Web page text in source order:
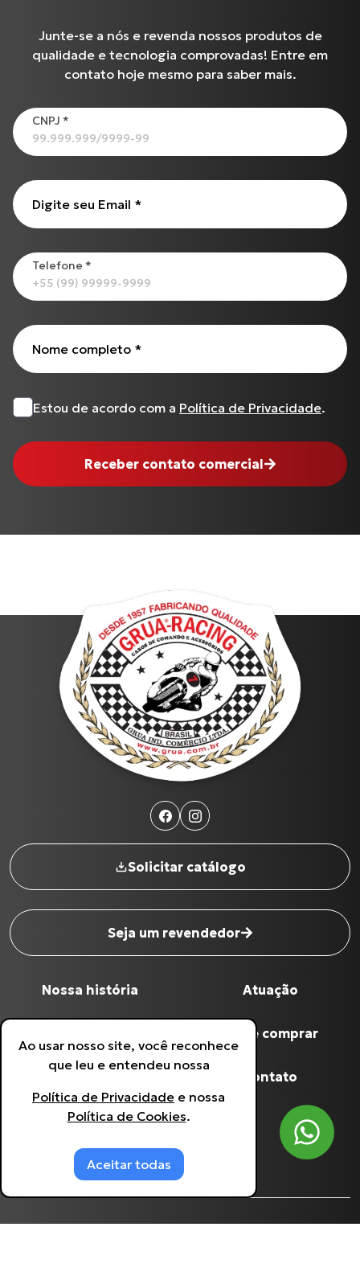
Produtos
C-100 BIZ
Cabo de Embreagem para S-1000 R (17 até 18)
BURGMAN-125 I
CG-125 CARGO
Todos os produtos
Junte-se a nós e revenda nossos produtos de
qualidade e tecnologia comprovadas! Entre em
contato hoje mesmo para saber mais.
CNPJ *
Digite seu Email *
Telefone *
Nome completo *
Estou de acordo com a Política de Privacidade.
Receber contato comercial
Solicitar catálogo
Seja um revendedor
Nossa história
Política de Privacidade
Política de Cookies
Atuação
Onde comprar
Contato
Nome completo *
Digite seu Email *
Digite seu Telefone *
Estou de acordo com a
Ao usar nosso site, você reconhece
que leu e entendeu nossa
Política de Privacidade e nossa
Política de Cookies.
Aceitar todas